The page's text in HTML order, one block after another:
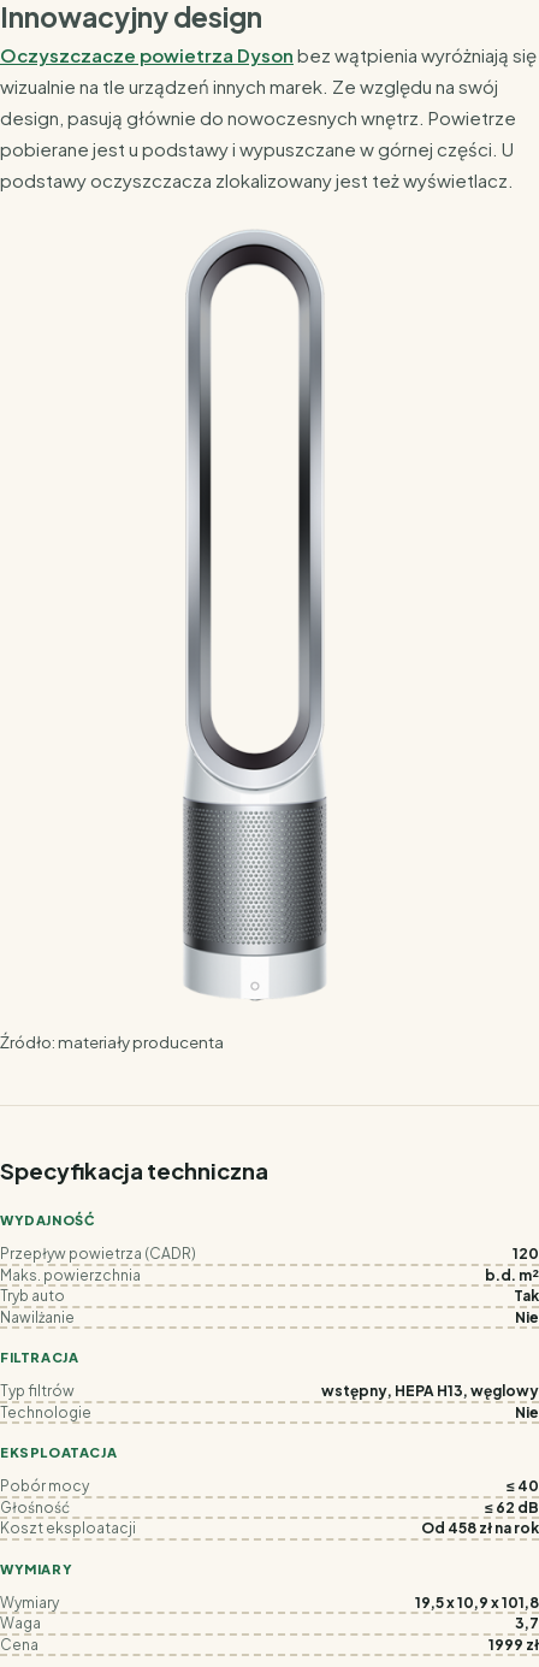
Innowacyjny design
Oczyszczacze powietrza Dyson bez wątpienia wyróżniają się
wizualnie na tle urządzeń innych marek. Ze względu na swój
design, pasują głównie do nowoczesnych wnętrz. Powietrze
pobierane jest u podstawy i wypuszczane w górnej części. U
podstawy oczyszczacza zlokalizowany jest też wyświetlacz.
Źródło: materiały producenta
Specyfikacja techniczna
WYDAJNOŚĆ
Przepływ powietrza (CADR)
120
Maks. powierzchnia
b.d. m²
Tryb auto
Tak
Nawilżanie
Nie
FILTRACJA
Typ filtrów
wstępny, HEPA H13, węglowy
Technologie
Nie
EKSPLOATACJA
Pobór mocy
≤ 40
Głośność
≤ 62 dB
Koszt eksploatacji
Od 458 zł na rok
WYMIARY
Wymiary
19,5 x 10,9 x 101,8
Waga
3,7
Cena
1999 zł